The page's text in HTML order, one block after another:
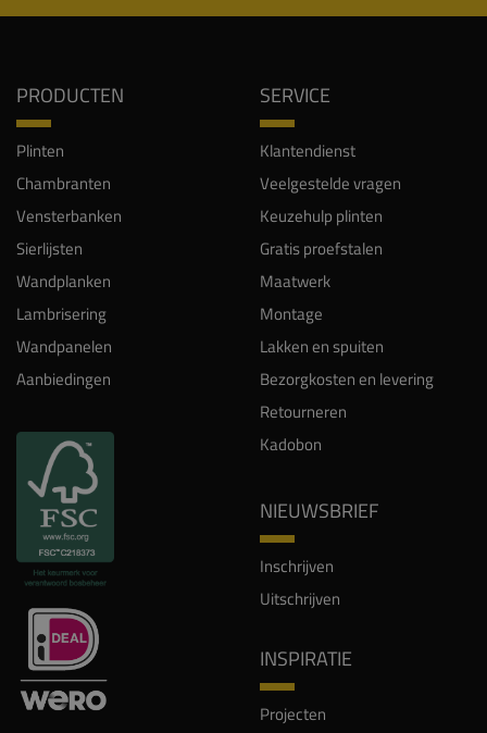
PRODUCTEN
Plinten
Chambranten
Vensterbanken
Sierlijsten
Wandplanken
Lambrisering
Wandpanelen
Aanbiedingen
SERVICE
Klantendienst
Veelgestelde vragen
Keuzehulp plinten
Gratis proefstalen
Maatwerk
Montage
Lakken en spuiten
Bezorgkosten en levering
Retourneren
Kadobon
NIEUWSBRIEF
Inschrijven
Uitschrijven
INSPIRATIE
Projecten